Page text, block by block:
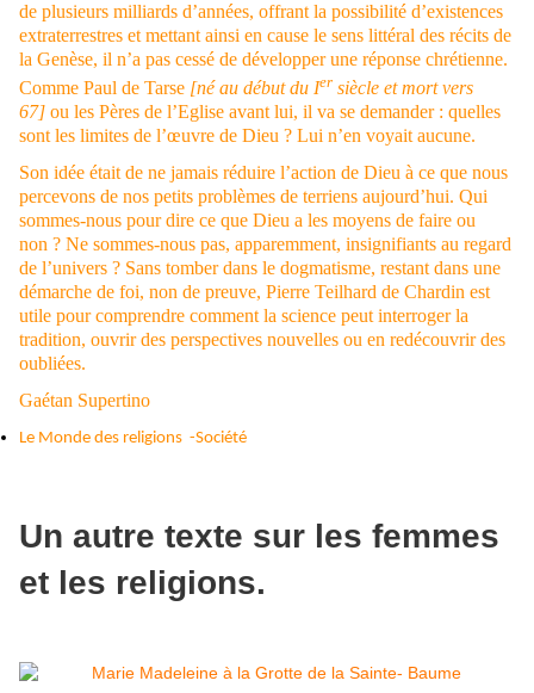
de plusieurs milliards d’années, offrant la possibilité d’existences
extraterrestres et mettant ainsi en cause le sens littéral des récits de
la Genèse, il n’a pas cessé de développer une réponse chrétienne.
Comme Paul de Tarse [né au début du Ier siècle et mort vers
67] ou les Pères de l’Eglise avant lui, il va se demander : quelles
sont les limites de l’œuvre de Dieu ? Lui n’en voyait aucune.
Son idée était de ne jamais réduire l’action de Dieu à ce que nous
percevons de nos petits problèmes de terriens aujourd’hui. Qui
sommes-nous pour dire ce que Dieu a les moyens de faire ou
non ? Ne sommes-nous pas, apparemment, insignifiants au regard
de l’univers ? Sans tomber dans le dogmatisme, restant dans une
démarche de foi, non de preuve, Pierre Teilhard de Chardin est
utile pour comprendre comment la science peut interroger la
tradition, ouvrir des perspectives nouvelles ou en redécouvrir des
oubliées.
Gaétan Supertino
Le Monde des religions -Société
Un autre texte sur les femmes
et les religions.